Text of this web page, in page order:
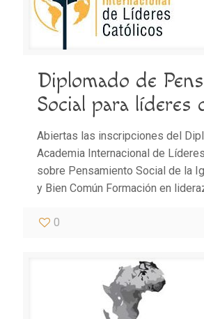
Diplomado de
Social para líderes
Abiertas las inscripciones del
Academia Internacional de
sobre Pensamiento Social de la
y Bien Común Formación en
0